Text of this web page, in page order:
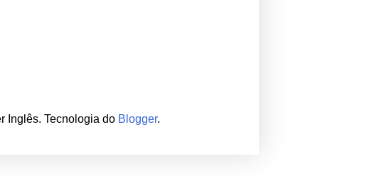
Inglês. Tecnologia do Blogger.